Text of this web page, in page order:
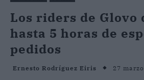
Los riders de Glovo
hasta 5 horas de
pedidos
Ernesto Rodríguez Eiris 27